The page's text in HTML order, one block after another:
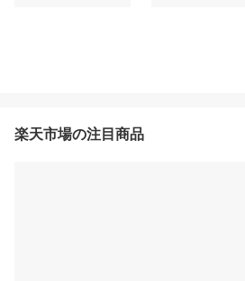
楽天市場の注目商品